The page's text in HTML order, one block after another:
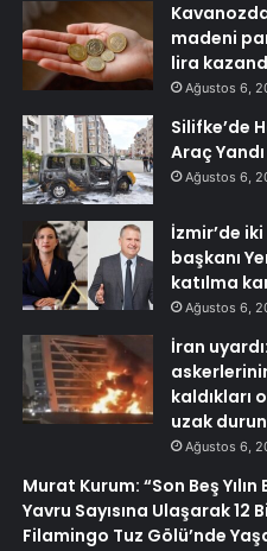
madeni
lira
Ağustos 6,
Silifke’de
Araç Yandı
Ağustos 6,
İzmir’de
başkanı
katılma
Ağustos 6,
İran
kaldıkları
uzak
Ağustos 6,
Murat Kurum: “Son Beş Yılın
Yavru Sayısına Ulaşarak 12
Filamingo Tuz Gölü’nde